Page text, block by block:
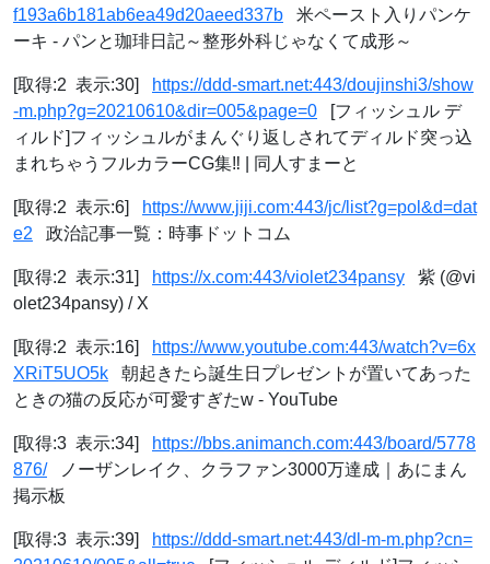
f193a6b181ab6ea49d20aeed337b 米ペースト入りパンケ
ーキ - パンと珈琲日記～整形外科じゃなくて成形～
[取得:2 表示:30]
https://ddd-smart.net:443/doujinshi3/show
-m.php?g=20210610&dir=005&page=0 [フィッシュル デ
ィルド]フィッシュルがまんぐり返しされてディルド突っ込
まれちゃうフルカラーCG集‼︎ | 同人すまーと
[取得:2 表示:6]
https://www.jiji.com:443/jc/list?g=pol&d=dat
e2 政治記事一覧：時事ドットコム
[取得:2 表示:31] https://x.com:443/violet234pansy 紫 (@vi
olet234pansy) / X
[取得:2 表示:16]
https://www.youtube.com:443/watch?v=6x
XRiT5UO5k 朝起きたら誕生日プレゼントが置いてあった
ときの猫の反応が可愛すぎたw - YouTube
[取得:3 表示:34]
https://bbs.animanch.com:443/board/5778
876/ノーザンレイク、クラファン3000万達成｜あにまん
掲示板
[取得:3 表示:39]
https://ddd-smart.net:443/dl-m-m.php?cn=